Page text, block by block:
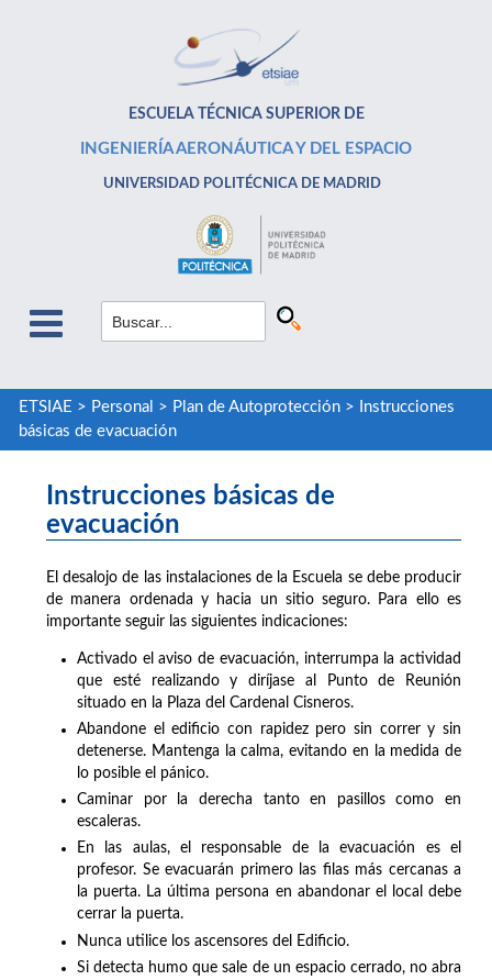
ESCUELA TÉCNICA SUPERIOR DE
INGENIERÍA AERONÁUTICA Y DEL ESPACIO
UNIVERSIDAD POLITÉCNICA DE MADRID
ETSIAE > Personal > Plan de Autoprotección>
Instrucciones
básicas de evacuación
Instrucciones básicas de
evacuación
El desalojo de las instalaciones de la Escuela se debe producir
de manera ordenada y hacia un sitio seguro. Para ello es
importante seguir las siguientes indicaciones:
Activado el aviso de evacuación, interrumpa la actividad
que esté realizando y diríjase al Punto de Reunión
situado en la Plaza del Cardenal Cisneros.
Abandone el edificio con rapidez pero sin correr y sin
detenerse. Mantenga la calma, evitando en la medida de
lo posible el pánico.
Caminar por la derecha tanto en pasillos como en
escaleras.
En las aulas, el responsable de la evacuación es el
profesor. Se evacuarán primero las filas más cercanas a
la puerta. La última persona en abandonar el local debe
cerrar la puerta.
Nunca utilice los ascensores del Edificio.
Si detecta humo que sale de un espacio cerrado, no abra